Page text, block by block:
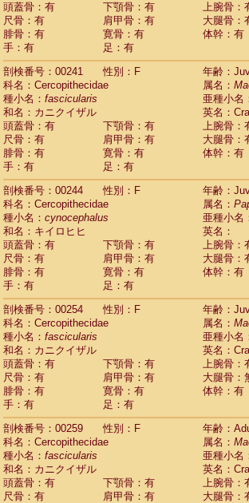
頭蓋骨：有
下顎骨：有
上腕骨：
尺骨：有
肩甲骨：有
大腿骨：
腓骨：有
寛骨：有
体幹：有
手：有
足：有
剖検番号：00241
性別：F
年齢：
科名：Cercopithecidae
属名：
種小名： fascicularis
亜種小名
和名：カニクイザル
英名：
頭蓋骨：有
下顎骨：有
上腕骨：
尺骨：有
肩甲骨：有
大腿骨：
腓骨：有
寛骨：有
体幹：有
手：有
足：有
剖検番号：00244
性別：F
年齢：
科名：Cercopithecidae
属名：
種小名： cynocephalus
亜種小名
和名：キイロヒヒ
英名：
頭蓋骨：有
下顎骨：有
上腕骨：
尺骨：有
肩甲骨：有
大腿骨：
腓骨：有
寛骨：有
体幹：有
手：有
足：有
剖検番号：00254
性別：F
年齢：
科名：Cercopithecidae
属名：
種小名： fascicularis
亜種小名
和名：カニクイザル
英名：
頭蓋骨：有
下顎骨：有
上腕骨：
尺骨：有
肩甲骨：有
大腿骨：
腓骨：有
寛骨：有
体幹：有
手：有
足：有
剖検番号：00259
性別：F
年齢：
科名：Cercopithecidae
属名：
種小名： fascicularis
亜種小名
和名：カニクイザル
英名：
頭蓋骨：有
下顎骨：有
上腕骨：
尺骨：有
肩甲骨：有
大腿骨：